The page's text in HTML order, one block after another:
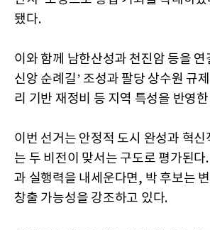
됐다.
이와 함께 남한산성과 천진암 등을 연
신앙 순례길’ 조성과 팔당 상수원 규
리 기반 재정비 등 지역 특성을 반영
이번 선거는 안정적 도시 완성과 혁
는 두 비전이 맞서는 구도로 평가된다
과 실행력을 내세운다면, 박 후보는
창출 가능성을 강조하고 있다.